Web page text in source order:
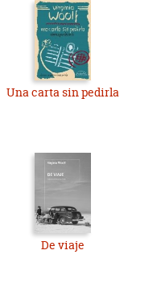
Una carta sin pedirla
De viaje